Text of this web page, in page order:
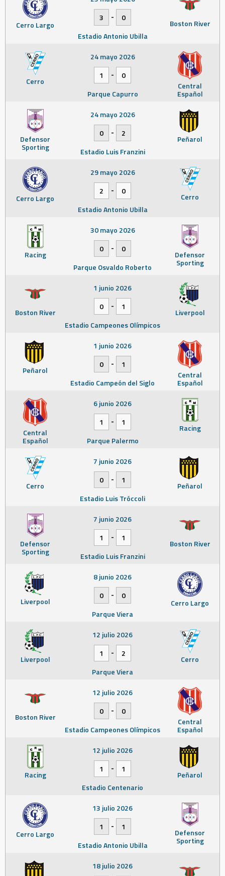
Cerro Largo Boston River
3
-
0
Estadio Antonio Ubilla
Cerro Central
Español
24 mayo 2026
1
-
0
Parque Capurro
Defensor
Sporting
Peñarol
24 mayo 2026
0
-
2
Estadio Luis Franzini
Cerro Largo Cerro
29 mayo 2026
2
-
0
Estadio Antonio Ubilla
Racing Defensor
Sporting
30 mayo 2026
0
-
0
Parque Osvaldo Roberto
Boston River Liverpool
1 junio 2026
0
-
1
Estadio Campeones Olímpicos
Peñarol Central
Español
1 junio 2026
0
-
1
Estadio Campeón del Siglo
Central
Español
Racing
6 junio 2026
1
-
1
Parque Palermo
Cerro Peñarol
7 junio 2026
0
-
1
Estadio Luis Tróccoli
Defensor
Sporting
Boston River
7 junio 2026
1
-
1
Estadio Luis Franzini
Liverpool Cerro Largo
8 junio 2026
0
-
0
Parque Viera
Liverpool Cerro
12 julio 2026
1
-
2
Parque Viera
Boston River Central
Español
12 julio 2026
0
-
0
Estadio Campeones Olímpicos
Racing Peñarol
12 julio 2026
1
-
1
Estadio Centenario
Cerro Largo Defensor
Sporting
13 julio 2026
1
-
1
Estadio Antonio Ubilla
18 julio 2026